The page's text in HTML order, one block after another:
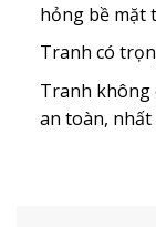
hỏng bề mặt
Tranh có
Tranh không
an toàn,